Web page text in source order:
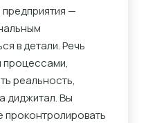
—
в детали. Речь
процессами,
реальность,
диджитал. Вы